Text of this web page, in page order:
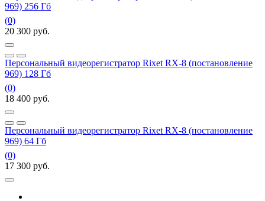
969) 256 Гб
(0)
20 300 руб.
Персональный видеорегистратор Rixet RX-8 (постановление
969) 128 Гб
(0)
18 400 руб.
Персональный видеорегистратор Rixet RX-8 (постановление
969) 64 Гб
(0)
17 300 руб.